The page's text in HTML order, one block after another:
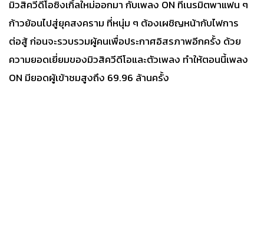
มิวสิควีดีโอซิงเกิ้ลใหม่ออกมา กับเพลง ON ที่เนรมิตพาแฟน ๆ
ก้าวย้อนไปสู่ยุคสงคราม ที่หนุ่ม ๆ ต้องเผชิญหน้ากับไฟการ
ต่อสู้ ก่อนจะรวบรวมผู้คนเพื่อประกาศอิสรภาพอีกครั้ง ด้วย
ความยอดเยี่ยมของมิวสิควีดีโอและตัวเพลง ทำให้ตอนนี้เพลง
ON มียอดผู้เข้าชมสูงถึง 69.96 ล้านครั้ง